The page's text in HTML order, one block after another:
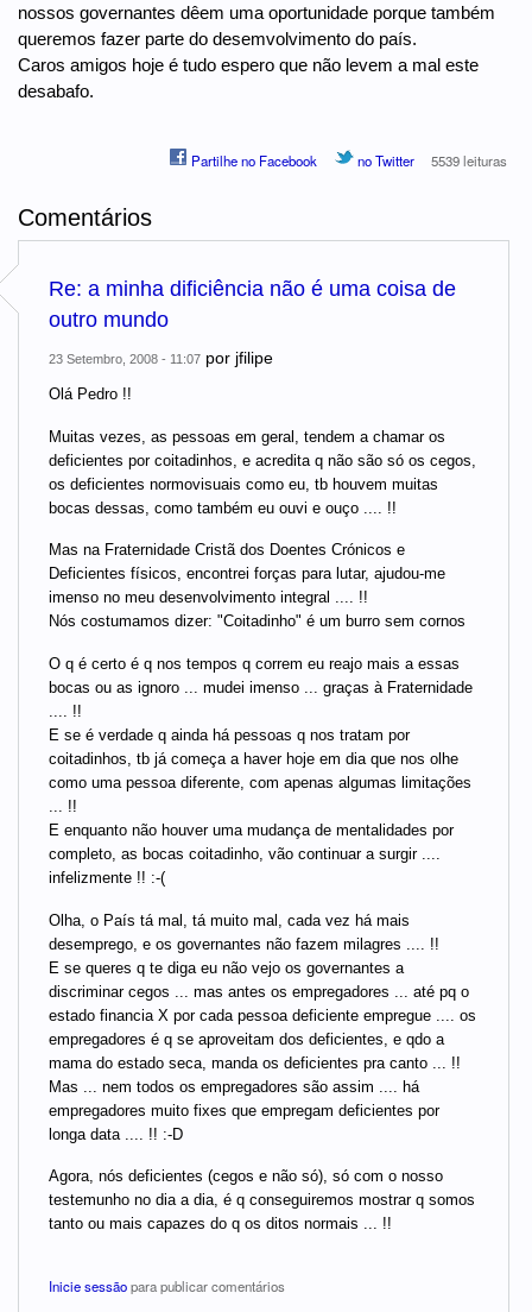
nossos governantes dêem uma oportunidade porque também
queremos fazer parte do desemvolvimento do país.
Caros amigos hoje é tudo espero que não levem a mal este
desabafo.
Partilhe no Facebook no Twitter 5539 leituras
Comentários
Re: a minha dificiência não é uma coisa de
outro mundo
23 Setembro, 2008 - 11:07 por jfilipe
Olá Pedro !!
Muitas vezes, as pessoas em geral, tendem a chamar os
deficientes por coitadinhos, e acredita q não são só os cegos,
os deficientes normovisuais como eu, tb houvem muitas
bocas dessas, como também eu ouvi e ouço .... !!
Mas na Fraternidade Cristã dos Doentes Crónicos e
Deficientes físicos, encontrei forças para lutar, ajudou-me
imenso no meu desenvolvimento integral .... !!
Nós costumamos dizer: "Coitadinho" é um burro sem cornos
O q é certo é q nos tempos q correm eu reajo mais a essas
bocas ou as ignoro ... mudei imenso ... graças à Fraternidade
.... !!
E se é verdade q ainda há pessoas q nos tratam por
coitadinhos, tb já começa a haver hoje em dia que nos olhe
como uma pessoa diferente, com apenas algumas limitações
... !!
E enquanto não houver uma mudança de mentalidades por
completo, as bocas coitadinho, vão continuar a surgir ....
infelizmente !! :-(
Olha, o País tá mal, tá muito mal, cada vez há mais
desemprego, e os governantes não fazem milagres .... !!
E se queres q te diga eu não vejo os governantes a
discriminar cegos ... mas antes os empregadores ... até pq o
estado financia X por cada pessoa deficiente empregue .... os
empregadores é q se aproveitam dos deficientes, e qdo a
mama do estado seca, manda os deficientes pra canto ... !!
Mas ... nem todos os empregadores são assim .... há
empregadores muito fixes que empregam deficientes por
longa data .... !! :-D
Agora, nós deficientes (cegos e não só), só com o nosso
testemunho no dia a dia, é q conseguiremos mostrar q somos
tanto ou mais capazes do q os ditos normais ... !!
Inicie sessãopara publicar comentários